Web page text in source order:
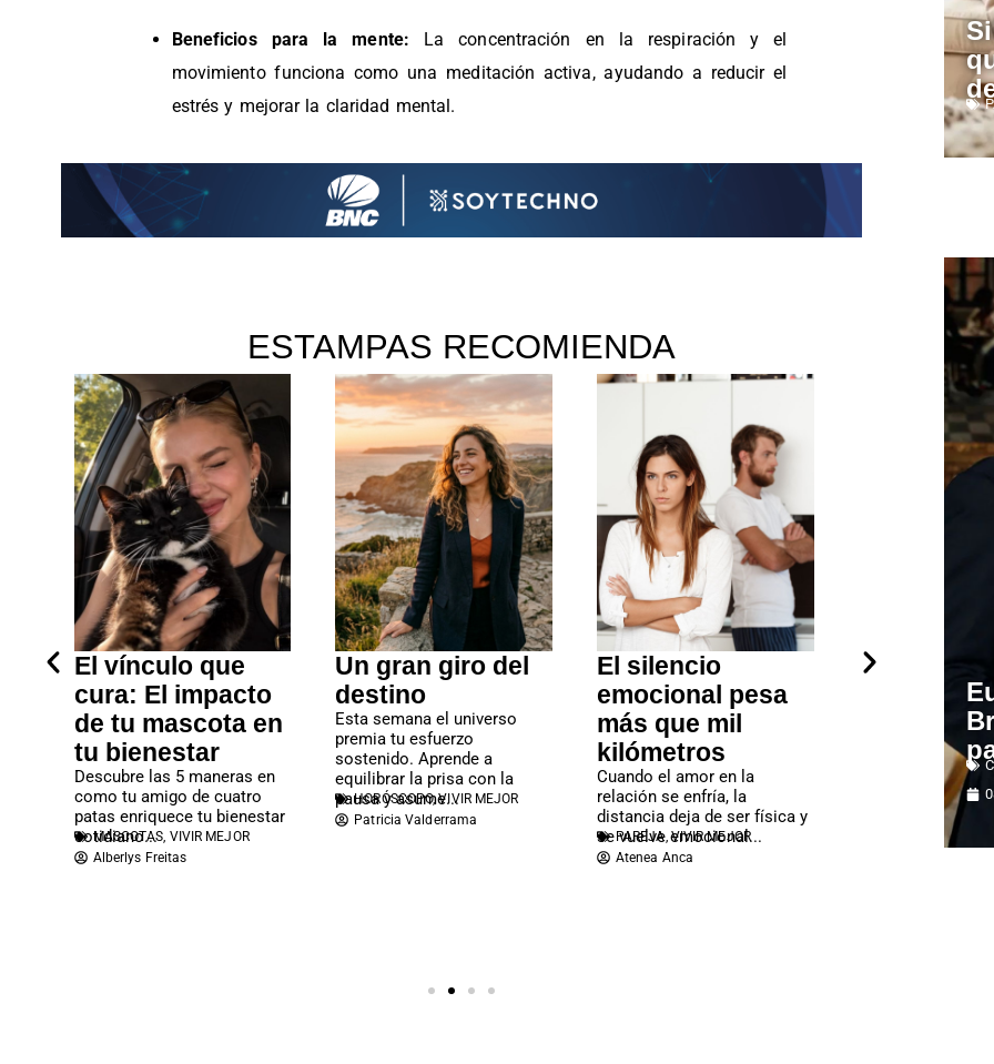
Beneficios para la mente: La concentración en la respiración y el
movimiento funciona como una meditación activa, ayudando a reducir el
estrés y mejorar la claridad mental.
ESTAMPAS RECOMIENDA
El vínculo que
cura: El impacto
de tu mascota en
tu bienestar
Descubre las 5 maneras en
como tu amigo de cuatro
patas enriquece tu bienestar
cotidiano...
MASCOTAS, VIVIR MEJOR
Alberlys Freitas
Un gran giro del
destino
Esta semana el universo
premia tu esfuerzo
sostenido. Aprende a
equilibrar la prisa con la
pausa y asume...
HORÓSCOPO,VIVIR MEJOR
Patricia Valderrama
El silencio
emocional pesa
más que mil
kilómetros
Cuando el amor en la
relación se enfría, la
distancia deja de ser física y
se vuelve emocional...
PAREJA,VIVIR MEJOR
Atenea Anca
Silencio
emocional:
esperar
pareja
destruye
El silencio
pareja suele ser
porque